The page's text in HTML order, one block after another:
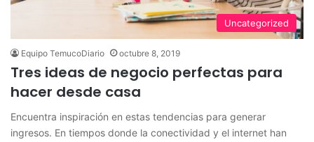
Uncategorized
Equipo TemucoDiario octubre 8, 2019
Tres ideas de negocio perfectas para
hacer desde casa
Encuentra inspiración en estas tendencias para generar
ingresos. En tiempos donde la conectividad y el internet han